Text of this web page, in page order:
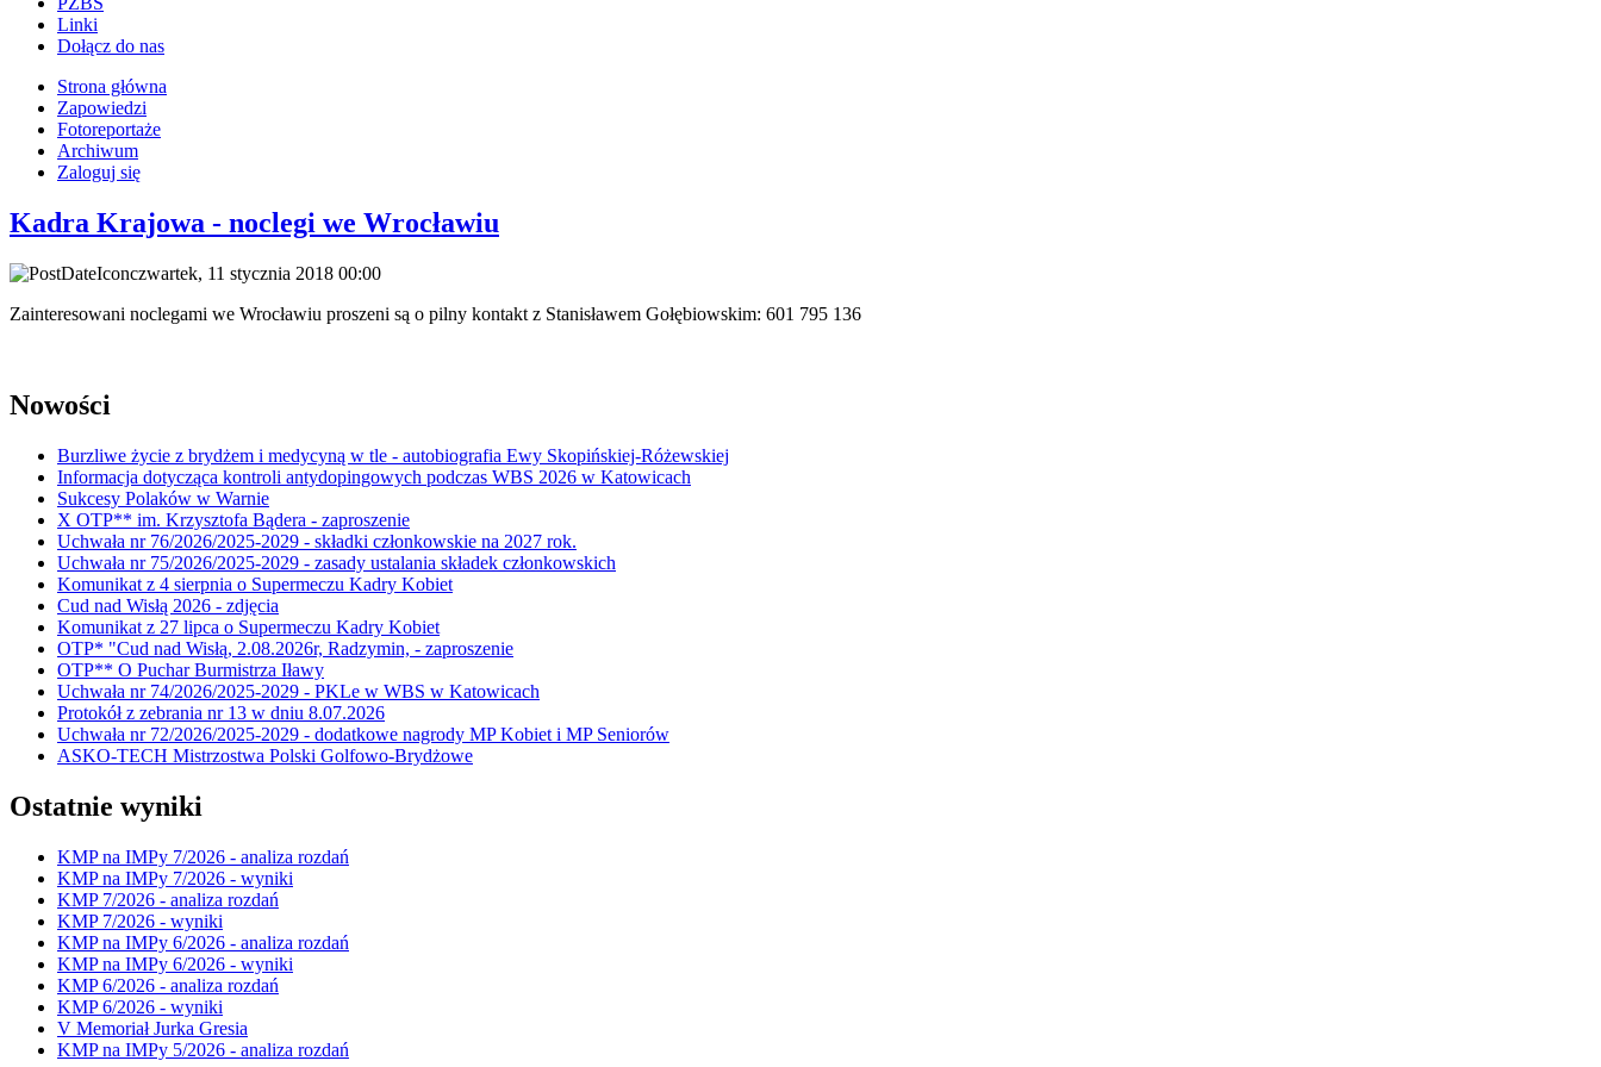
Linki
Dołącz do nas
Strona główna
Zapowiedzi
Fotoreportaże
Archiwum
Zaloguj się
Kadra Krajowa - noclegi we Wrocławiu
czwartek, 11 stycznia 2018 00:00
Zainteresowani noclegami we Wrocławiu proszeni są o pilny kontakt z Stanisławem Gołębiowskim: 601 795 136
Nowości
Burzliwe życie z brydżem i medycyną w tle - autobiografia Ewy Skopińskiej-Różewskiej
Informacja dotycząca kontroli antydopingowych podczas WBS 2026 w Katowicach
Sukcesy Polaków w Warnie
X OTP** im. Krzysztofa Bądera - zaproszenie
Uchwała nr 76/2026/2025-2029 - składki członkowskie na 2027 rok.
Uchwała nr 75/2026/2025-2029 - zasady ustalania składek członkowskich
Komunikat z 4 sierpnia o Supermeczu Kadry Kobiet
Cud nad Wisłą 2026 - zdjęcia
Komunikat z 27 lipca o Supermeczu Kadry Kobiet
OTP* "Cud nad Wisłą, 2.08.2026r, Radzymin, - zaproszenie
OTP** O Puchar Burmistrza Iławy
Uchwała nr 74/2026/2025-2029 - PKLe w WBS w Katowicach
Protokół z zebrania nr 13 w dniu 8.07.2026
Uchwała nr 72/2026/2025-2029 - dodatkowe nagrody MP Kobiet i MP Seniorów
ASKO-TECH Mistrzostwa Polski Golfowo-Brydżowe
Ostatnie wyniki
KMP na IMPy 7/2026 - analiza rozdań
KMP na IMPy 7/2026 - wyniki
KMP 7/2026 - analiza rozdań
KMP 7/2026 - wyniki
KMP na IMPy 6/2026 - analiza rozdań
KMP na IMPy 6/2026 - wyniki
KMP 6/2026 - analiza rozdań
KMP 6/2026 - wyniki
V Memoriał Jurka Gresia
KMP na IMPy 5/2026 - analiza rozdań